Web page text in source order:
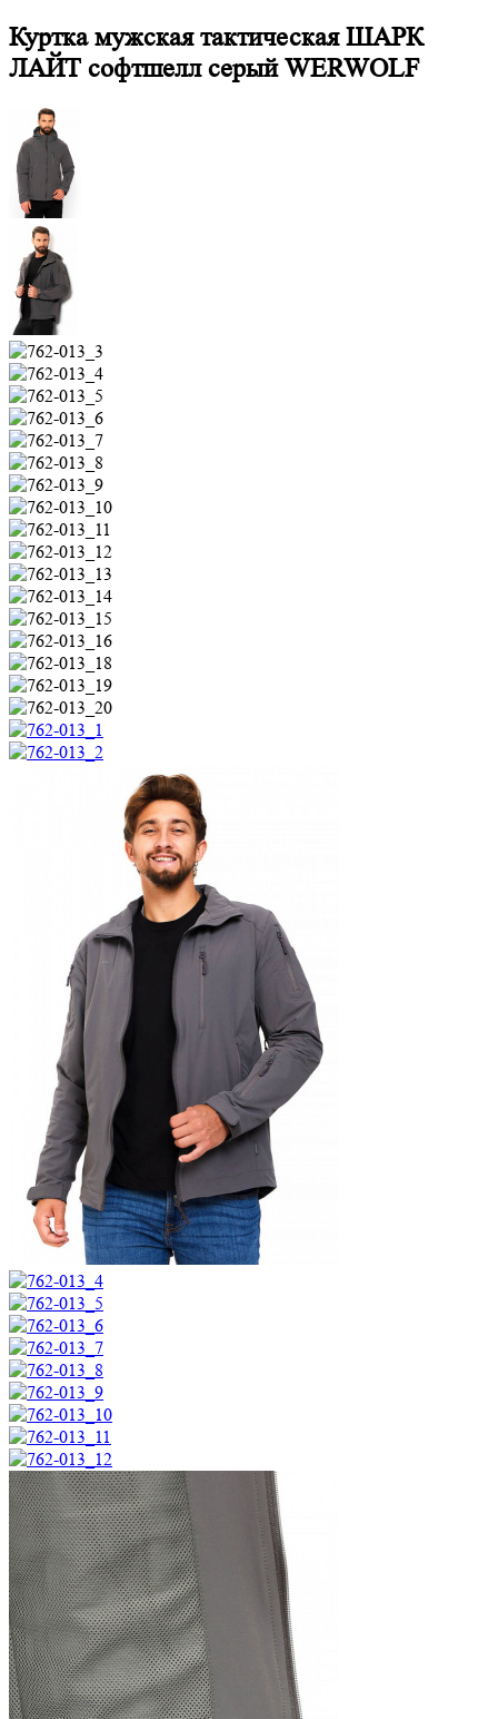
Куртка мужская тактическая ШАРК
ЛАЙТ софтшелл серый WERWOLF